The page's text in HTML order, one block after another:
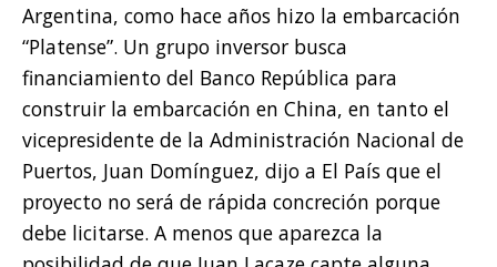
Argentina, como hace años hizo la embarcación
“Platense”. Un grupo inversor busca
financiamiento del Banco República para
construir la embarcación en China, en tanto el
vicepresidente de la Administración Nacional de
Puertos, Juan Domínguez, dijo a El País que el
proyecto no será de rápida concreción porque
debe licitarse. A menos que aparezca la